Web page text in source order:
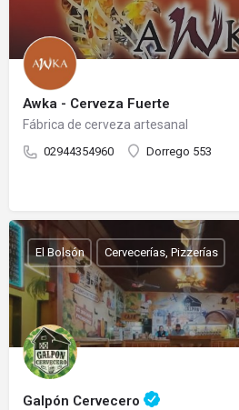
Awka - Cerveza Fuerte
Fábrica de cerveza artesanal
02944354960 Dorrego 553
Galpón Cervecero
El Bolsón Cervecerías, Pizzerías